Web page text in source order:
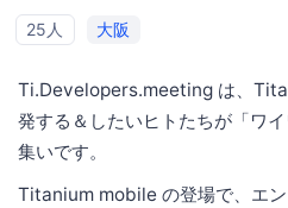
25人 大阪
Ti.Developers.meeting は、
発する＆したいヒトたちが「ワ
集いです。
Titanium mobile の登場で、エ